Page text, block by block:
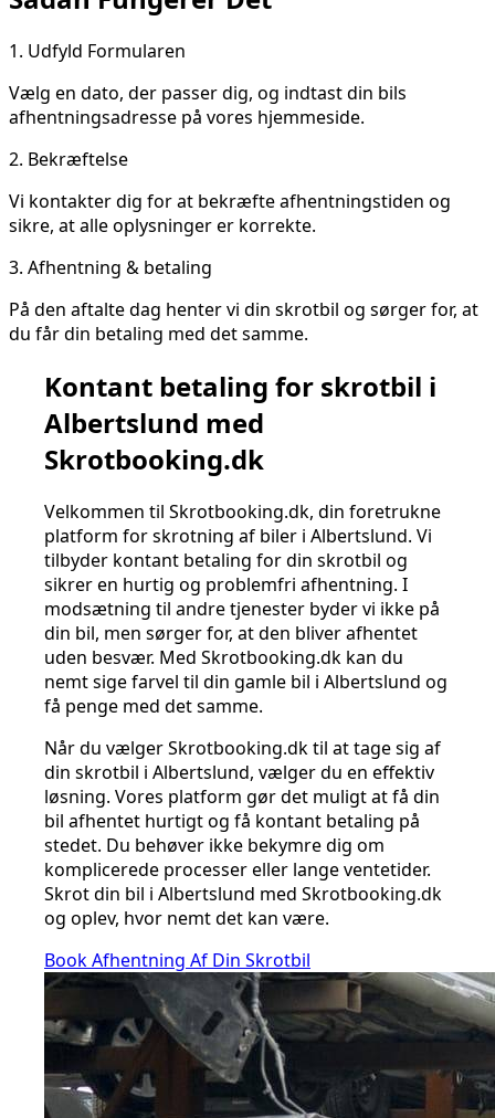
1. Udfyld Formularen
Vælg en dato, der passer dig, og indtast din bils
afhentningsadresse på vores hjemmeside.
2. Bekræftelse
Vi kontakter dig for at bekræfte afhentningstiden og
sikre, at alle oplysninger er korrekte.
3. Afhentning & betaling
På den aftalte dag henter vi din skrotbil og sørger for, at
du får din betaling med det samme.
Kontant betaling for skrotbil i
Albertslund med
Skrotbooking.dk
Velkommen til Skrotbooking.dk, din foretrukne
platform for skrotning af biler i Albertslund. Vi
tilbyder kontant betaling for din skrotbil og
sikrer en hurtig og problemfri afhentning. I
modsætning til andre tjenester byder vi ikke på
din bil, men sørger for, at den bliver afhentet
uden besvær. Med Skrotbooking.dk kan du
nemt sige farvel til din gamle bil i Albertslund og
få penge med det samme.
Når du vælger Skrotbooking.dk til at tage sig af
din skrotbil i Albertslund, vælger du en effektiv
løsning. Vores platform gør det muligt at få din
bil afhentet hurtigt og få kontant betaling på
stedet. Du behøver ikke bekymre dig om
komplicerede processer eller lange ventetider.
Skrot din bil i Albertslund med Skrotbooking.dk
og oplev, hvor nemt det kan være.
Book Afhentning Af Din Skrotbil